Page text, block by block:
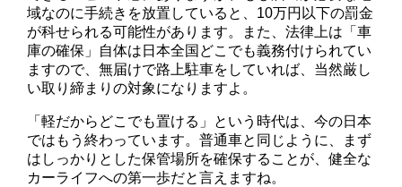
域なのに手続きを放置していると、10万円以下の罰金
が科せられる可能性があります。また、法律上は「車
庫の確保」自体は日本全国どこでも義務付けられてい
ますので、無届けで路上駐車をしていれば、当然厳し
い取り締まりの対象になりますよ。
「軽だからどこでも置ける」という時代は、今の日本
ではもう終わっています。普通車と同じように、まず
はしっかりとした保管場所を確保することが、健全な
カーライフへの第一歩だと言えますね。